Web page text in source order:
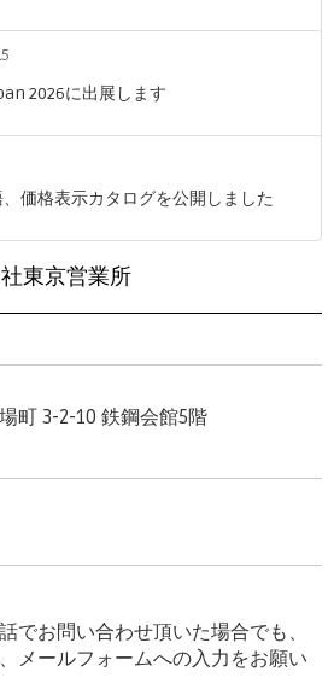
2026に出展します
価格表示カタログを公開しました
東京営業所
町 3-2-10 鉄鋼会館5階
でお問い合わせ頂いた場合でも、
メールフォームへの入力をお願い